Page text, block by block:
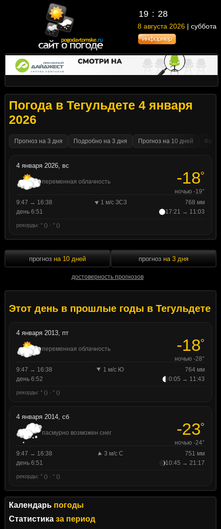
19 28
8 августа 2026 | суббота
Погода в Тегульдете 4 января
2026
Прогноз на 3 дня Подробно на 3 дня Прогноз на 10 дней
4 января 2026, вс
переменная облачность -18°
ночью -19°
9:47 → 16:38
1 м/с ЗСЗ
768 мм
день 6:51
17:21 → 11:03
рекорды: ° () · ° ()
прогноз на 10 дней
достоверность прогнозов
прогноз на 3 дня
Этот день в прошлые годы в Тегульдете
4 января 2013, пт
переменная облачность -18°
ночью -28°
9:47 → 16:38
1 м/с Ю
764 мм
день 6:52
0:05 → 11:43
рекорды: ° () · ° ()
4 января 2014, сб
пасмурно возможен снег -23°
ночью -24°
9:47 → 16:38
3 м/с С
751 мм
день 6:51
10:45 → 21:17
рекорды: ° () · ° ()
Календарь погоды
Статистика за период